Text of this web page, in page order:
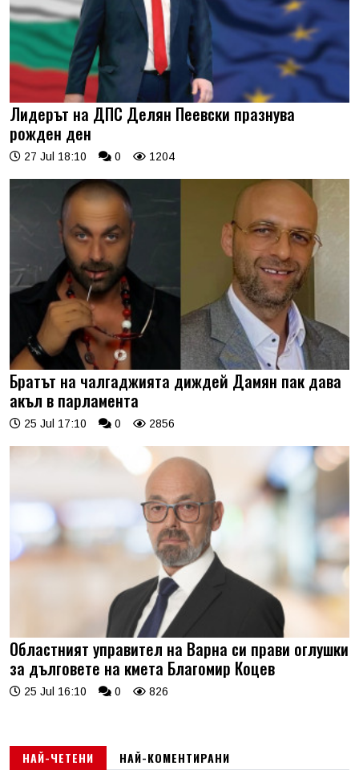
Лидерът на ДПС Делян Пеевски празнува
рожден ден
27 Jul 18:10 0 1204
Братът на чалгаджията диждей Дамян пак дава
акъл в парламента
25 Jul 17:10 0 2856
Областният управител на Варна си прави оглушки
за дълговете на кмета Благомир Коцев
25 Jul 16:10 0 826
НАЙ-ЧЕТЕНИ НАЙ-КОМЕНТИРАНИ